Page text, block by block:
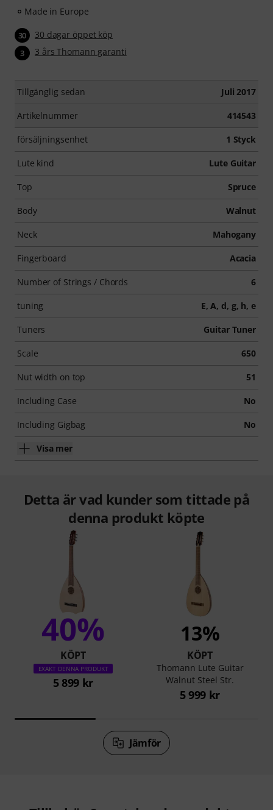
Made in Europe
30 30 dagar öppet köp
3 3 års Thomann garanti
Tillgänglig sedan Juli 2017
Artikelnummer 414543
försäljningsenhet 1 Styck
Lute kind Lute Guitar
Top Spruce
Body Walnut
Neck Mahogany
Fingerboard Acacia
Number of Strings / Chords 6
tuning E, A, d, g, h, e
Tuners Guitar Tuner
Scale 650
Nut width on top 51
Including Case No
Including Gigbag No
Visa mer
Detta är vad kunder som tittade på
denna produkt köpte
40%
KÖPT
EXAKT DENNA PRODUKT
5 899 kr
13%
KÖPT
Thomann Lute Guitar
Walnut Steel Str.
5 999 kr
Jämför